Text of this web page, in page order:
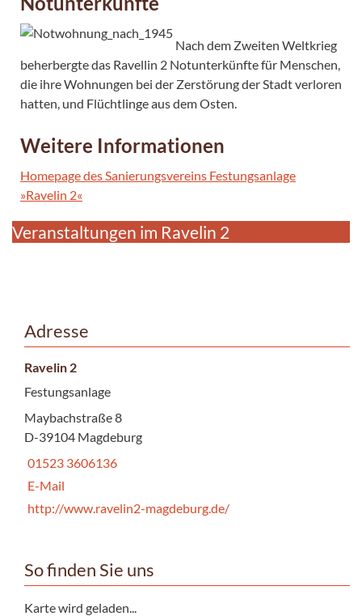
Nach dem Zweiten Weltkrieg
beherbergte das Ravellin 2 Notunterkünfte für Menschen,
die ihre Wohnungen bei der Zerstörung der Stadt verloren
hatten, und Flüchtlinge aus dem Osten.
Weitere Informationen
Homepage des Sanierungsvereins Festungsanlage
»Ravelin 2«
Veranstaltungen im Ravelin 2
Adresse
Ravelin 2
Festungsanlage
Maybachstraße 8
D-39104 Magdeburg
01523 3606136
E-Mail
http://www.ravelin2-magdeburg.de/
So finden Sie uns
Karte wird geladen...